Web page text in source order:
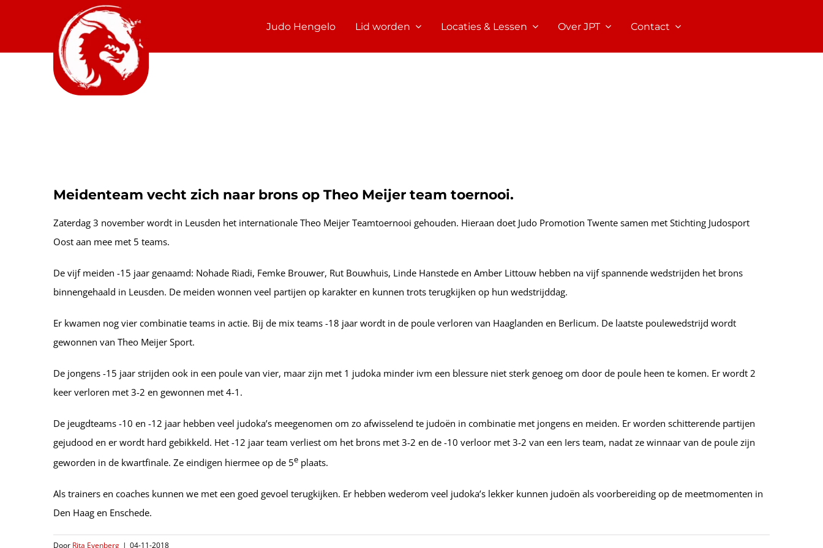
Judo Hengelo Lid worden Locaties & Lessen Over JPT Contact
grotere
Meidenteam vecht zich naar brons op Theo Meijer team toernooi.
Zaterdag 3 november wordt in Leusden het internationale Theo Meijer Teamtoernooi gehouden. Hieraan doet Judo Promotion Twente samen met Stichting Judosport
Oost aan mee met 5 teams.
De vijf meiden -15 jaar genaamd: Nohade Riadi, Femke Brouwer, Rut Bouwhuis, Linde Hanstede en Amber Littouw hebben na vijf spannende wedstrijden het brons
binnengehaald in Leusden. De meiden wonnen veel partijen op karakter en kunnen trots terugkijken op hun wedstrijddag.
Er kwamen nog vier combinatie teams in actie. Bij de mix teams -18 jaar wordt in de poule verloren van Haaglanden en Berlicum. De laatste poulewedstrijd wordt
gewonnen van Theo Meijer Sport.
De jongens -15 jaar strijden ook in een poule van vier, maar zijn met 1 judoka minder ivm een blessure niet sterk genoeg om door de poule heen te komen. Er wordt 2
keer verloren met 3-2 en gewonnen met 4-1.
De jeugdteams -10 en -12 jaar hebben veel judoka’s meegenomen om zo afwisselend te judoën in combinatie met jongens en meiden. Er worden schitterende partijen
gejudood en er wordt hard gebikkeld. Het -12 jaar team verliest om het brons met 3-2 en de -10 verloor met 3-2 van een Iers team, nadat ze winnaar van de poule zijn
geworden in de kwartfinale. Ze eindigen hiermee op de 5e plaats.
Als trainers en coaches kunnen we met een goed gevoel terugkijken. Er hebben wederom veel judoka’s lekker kunnen judoën als voorbereiding op de meetmomenten in
Den Haag en Enschede.
Door Rita Evenberg | 04-11-2018